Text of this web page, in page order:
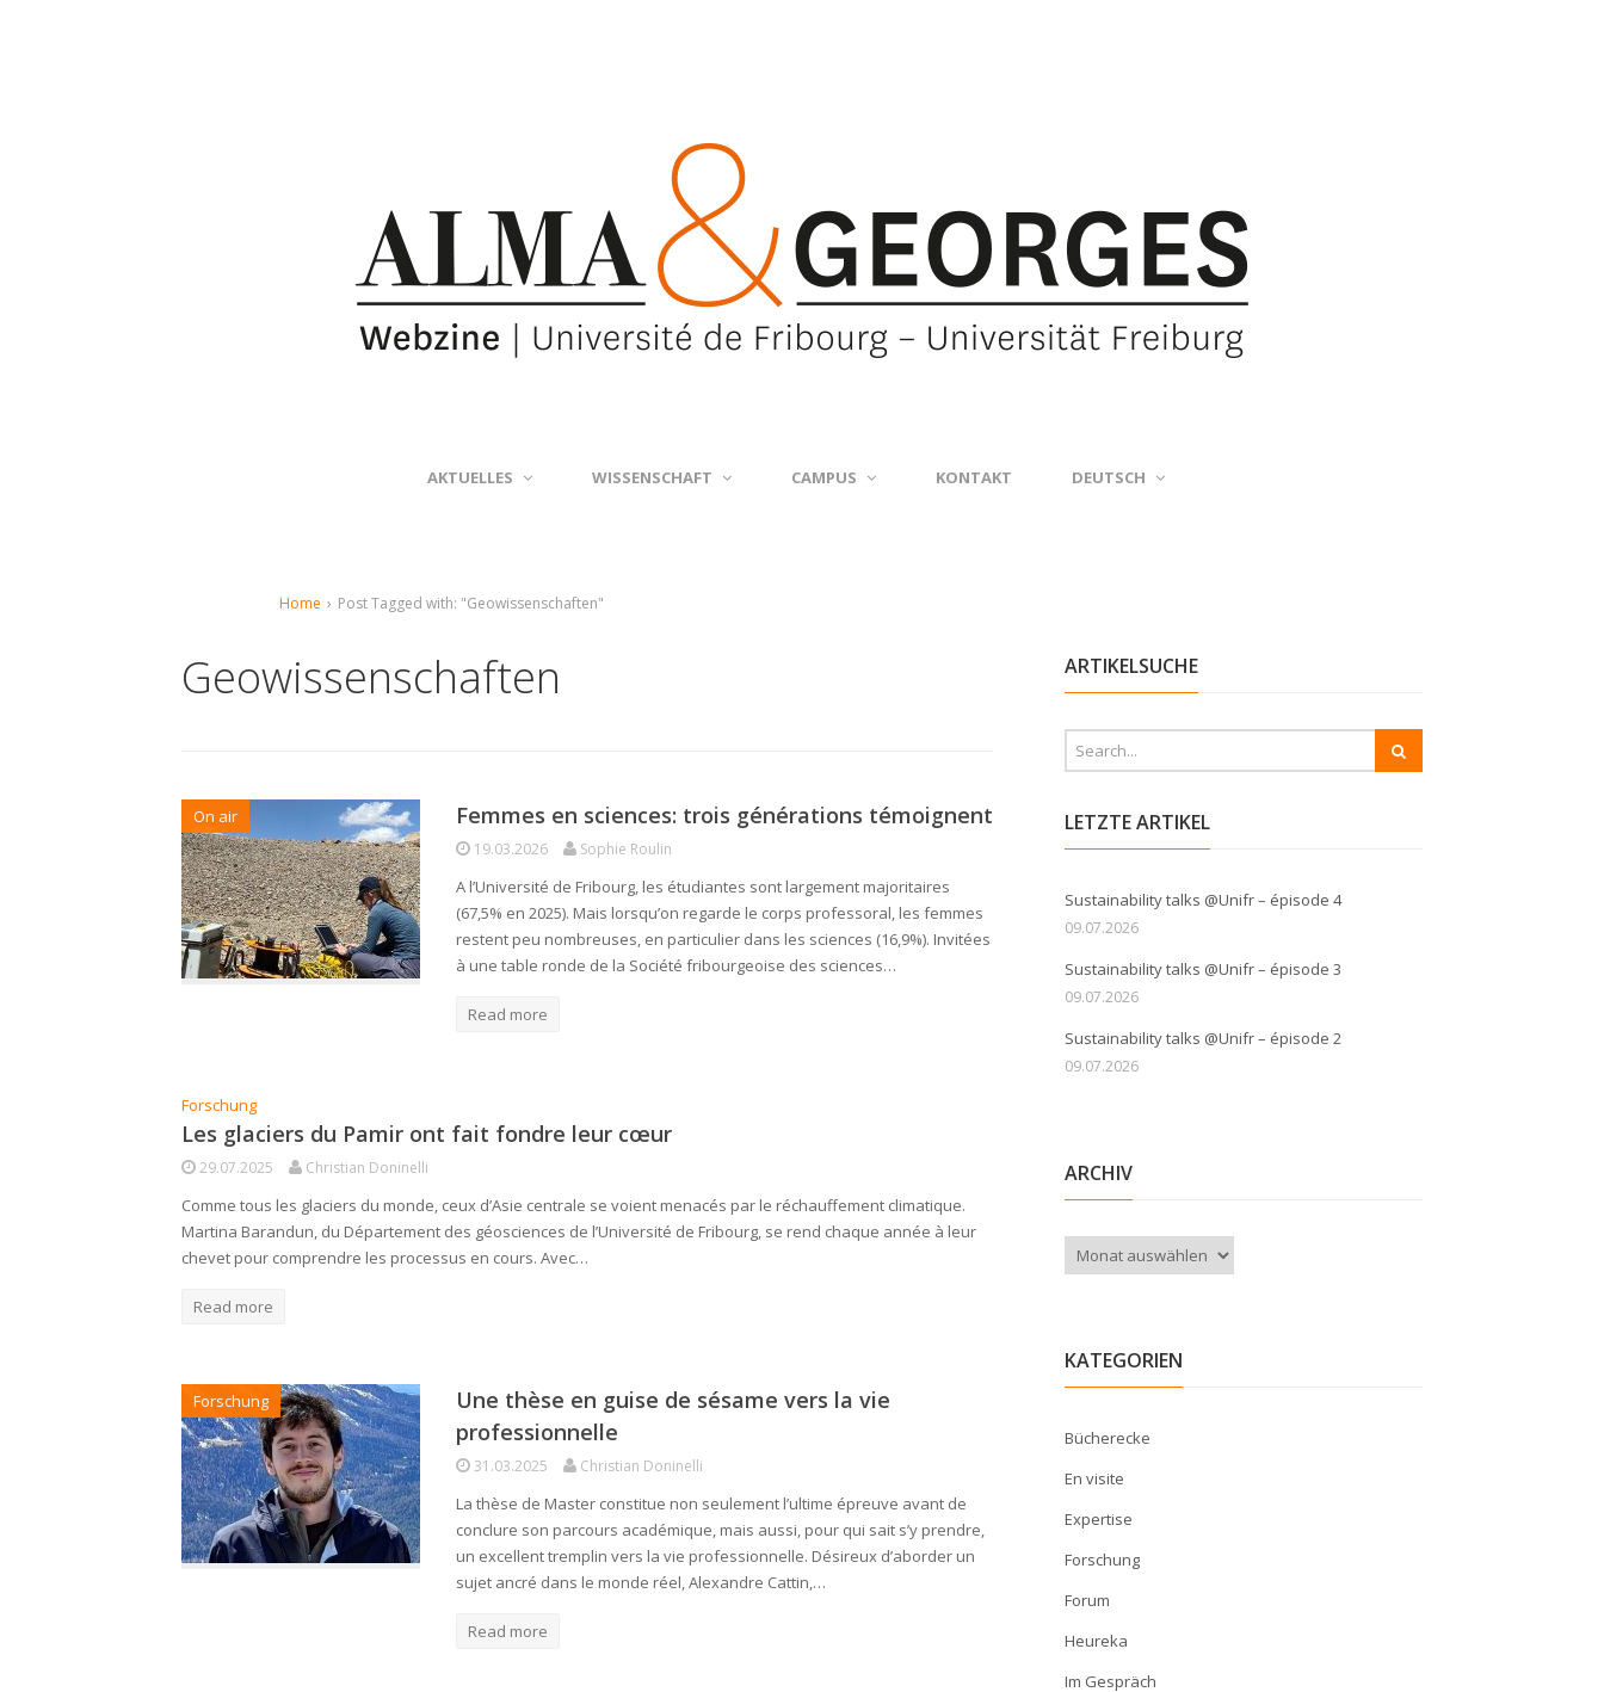
AKTUELLES WISSENSCHAFT CAMPUS KONTAKT DEUTSCH
Home › Post Tagged with: "Geowissenschaften"
Geowissenschaften
On air Femmes en sciences: trois générations témoignent
19.03.2026 Sophie Roulin
A l’Université de Fribourg, les étudiantes sont largement majoritaires
(67,5% en 2025). Mais lorsqu’on regarde le corps professoral, les femmes
restent peu nombreuses, en particulier dans les sciences (16,9%). Invitées
à une table ronde de la Société fribourgeoise des sciences…
Read more
Forschung
Les glaciers du Pamir ont fait fondre leur cœur
29.07.2025 Christian Doninelli
Comme tous les glaciers du monde, ceux d’Asie centrale se voient menacés par le réchauffement climatique.
Martina Barandun, du Département des géosciences de l’Université de Fribourg, se rend chaque année à leur
chevet pour comprendre les processus en cours. Avec…
Read more
Forschung
Une thèse en guise de sésame vers la vie
professionnelle
31.03.2025 Christian Doninelli
La thèse de Master constitue non seulement l’ultime épreuve avant de
conclure son parcours académique, mais aussi, pour qui sait s’y prendre,
un excellent tremplin vers la vie professionnelle. Désireux d’aborder un
sujet ancré dans le monde réel, Alexandre Cattin,…
Read more
ARTIKELSUCHE
LETZTE ARTIKEL
Sustainability talks @Unifr – épisode 4
09.07.2026
Sustainability talks @Unifr – épisode 3
09.07.2026
Sustainability talks @Unifr – épisode 2
09.07.2026
ARCHIV
Archiv
KATEGORIEN
Bücherecke
En visite
Expertise
Forschung
Forum
Heureka
Im Gespräch